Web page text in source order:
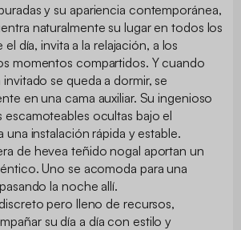
y su apariencia contemporánea,
naturalmente su lugar en todos los
día, invita a la relajación, a los
momentos compartidos. Y cuando
se queda a dormir, se
en una cama auxiliar. Su ingenioso
escamoteables ocultas bajo el
una instalación rápida y estable.
de hevea teñido nogal aportan un
Uno se acomoda para una
la noche allí.
pero lleno de recursos,
su día a día con estilo y